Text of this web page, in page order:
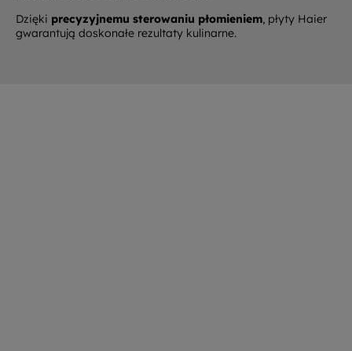
Dzięki precyzyjnemu sterowaniu płomieniem, płyty Haier
gwarantują doskonałe rezultaty kulinarne.